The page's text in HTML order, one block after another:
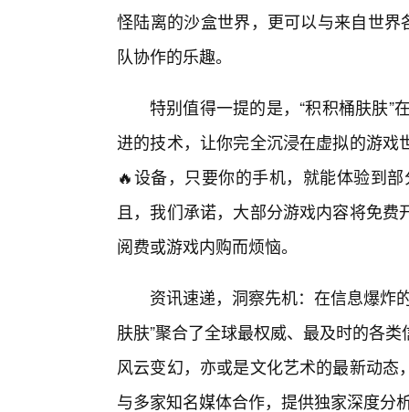
怪陆离的沙盒世界，更可以与来自世
队协作的乐趣。
特别值得一提的是，“积积桶肤肤”
进的技术，让你完全沉浸在虚拟的游
🔥设备，只要你的手机，就能体验到
且，我们承诺，大部分游戏内容将免
阅费或游戏内购而烦恼。
资讯速递，洞察先机：在信息爆炸
肤肤”聚合了全球最权威、最及时的各
风云变幻，亦或是文化艺术的最新动
与多家知名媒体合作，提供独家深度分